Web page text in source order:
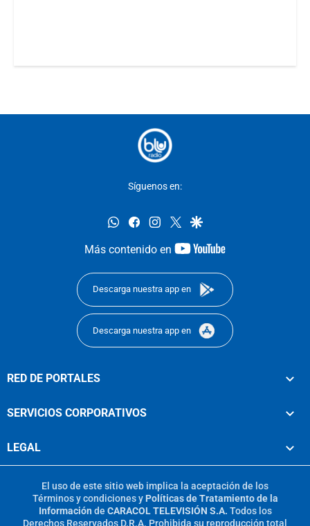
Síguenos en:
whatsappfacebookinstagram
twittergoogle
Más contenido en
youtube-
Descarga nuestra app en
Descarga nuestra app en
RED DE PORTALES
SERVICIOS CORPORATIVOS
LEGAL
El uso de este sitio web implica la aceptación de los
Términos y condicionesy Políticas de Tratamiento de la
Información de CARACOL TELEVISIÓN S.A. Todos los
Derechos Reservados D.R.A. Prohibida su reproducción total